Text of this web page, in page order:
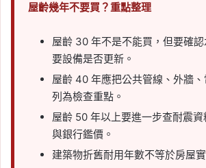
屋齡幾年不要買？重點整理
屋齡 30 年不是不能買，但要確
要設備是否更新。
屋齡 40 年應把公共管線、外牆
列為檢查重點。
屋齡 50 年以上要進一步查耐震
與銀行鑑價。
建築物折舊耐用年數不等於房屋